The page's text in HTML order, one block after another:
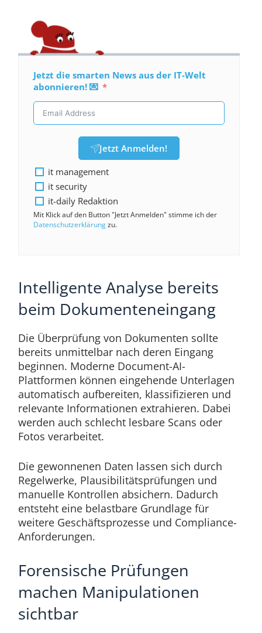
Jetzt die smarten News aus der IT-Welt
abonnieren! 💌
Jetzt Anmelden!
it management
it security
it-daily Redaktion
Mit Klick auf den Button "Jetzt Anmelden" stimme ich der
Datenschutzerklärungzu.
Intelligente Analyse bereits
beim Dokumenteneingang
Die Überprüfung von Dokumenten sollte
bereits unmittelbar nach deren Eingang
beginnen. Moderne Document-AI-
Plattformen können eingehende Unterlagen
automatisch aufbereiten, klassifizieren und
relevante Informationen extrahieren. Dabei
werden auch schlecht lesbare Scans oder
Fotos verarbeitet.
Die gewonnenen Daten lassen sich durch
Regelwerke, Plausibilitätsprüfungen und
manuelle Kontrollen absichern. Dadurch
entsteht eine belastbare Grundlage für
weitere Geschäftsprozesse und Compliance-
Anforderungen.
Forensische Prüfungen
machen Manipulationen
sichtbar